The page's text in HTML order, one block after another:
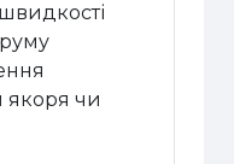
якоря чи